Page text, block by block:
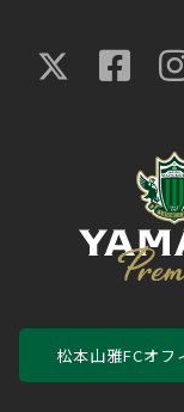
松本山雅FCオフ